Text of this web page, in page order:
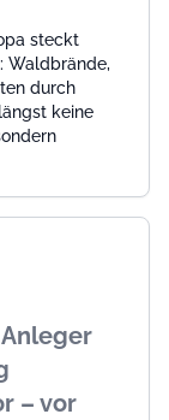
steckt
Waldbrände,
durch
keine
– vor